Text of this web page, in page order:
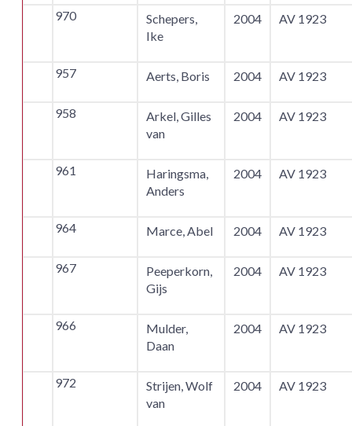
970
Schepers,
Ike
2004 AV 1923
957 Aerts, Boris 2004 AV 1923
958
Arkel, Gilles
van
2004 AV 1923
961
Haringsma,
Anders
2004 AV 1923
964 Marce, Abel 2004 AV 1923
967
Peeperkorn,
Gijs
2004 AV 1923
966
Mulder,
Daan
2004 AV 1923
972
Strijen, Wolf
van
2004 AV 1923